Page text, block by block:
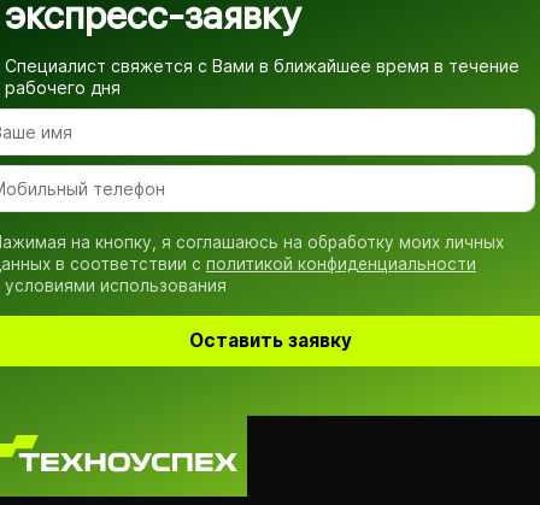
экспресс-заявку
Специалист свяжется с Вами в ближайшее время в течение
рабочего дня
на кнопку, я соглашаюсь на обработку моих личных
в соответствии с политикой конфиденциальности
условиями использования
Оставить заявку